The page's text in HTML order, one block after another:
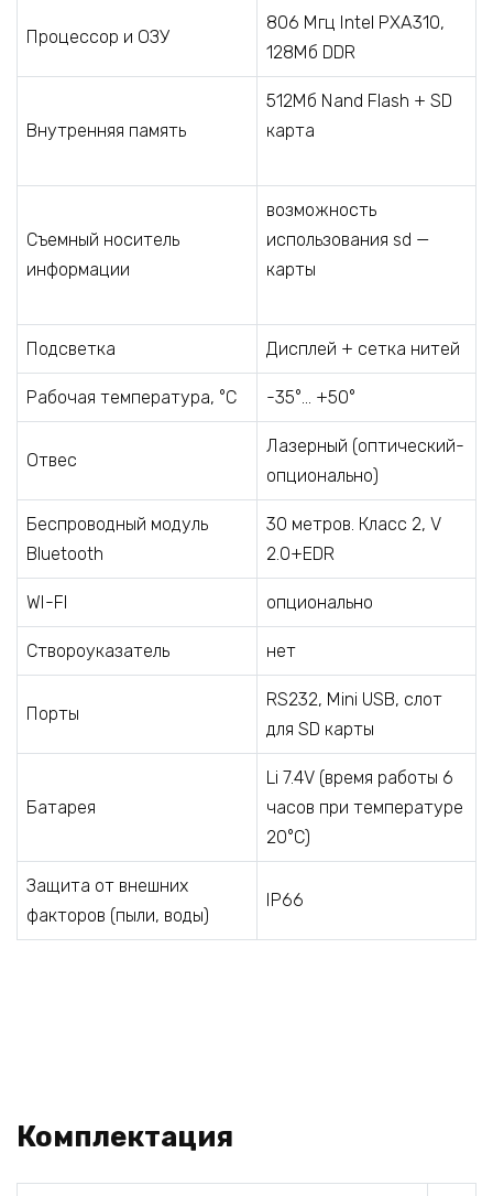
Процессор и ОЗУ
806 Мгц Intel PXA310,
128Мб DDR
Внутренняя память
512Мб Nand Flash + SD
карта
Съемный носитель
информации
возможность
использования sd —
карты
Подсветка Дисплей + сетка нитей
Рабочая температура, °С -35°… +50°
Отвес
Лазерный (оптический-
опционально)
Беспроводный модуль
Bluetooth
30 метров. Класс 2, V
2.0+EDR
WI-FI опционально
Створоуказатель нет
Порты
RS232, Mini USB, слот
для SD карты
Батарея
Li 7.4V (время работы 6
часов при температуре
20°C)
Защита от внешних
факторов (пыли, воды)
IP66
Комплектация